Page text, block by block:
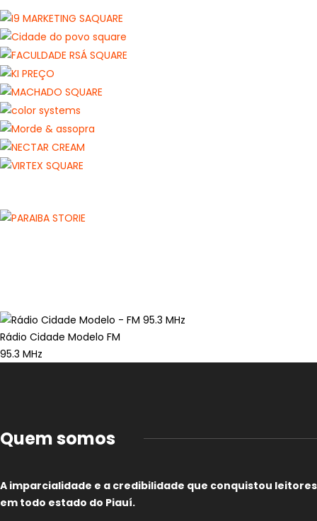
Rádio Cidade Modelo FM
95.3 MHz
Quem somos
A imparcialidade e a credibilidade que conquistou leitores
em todo estado do Piauí.